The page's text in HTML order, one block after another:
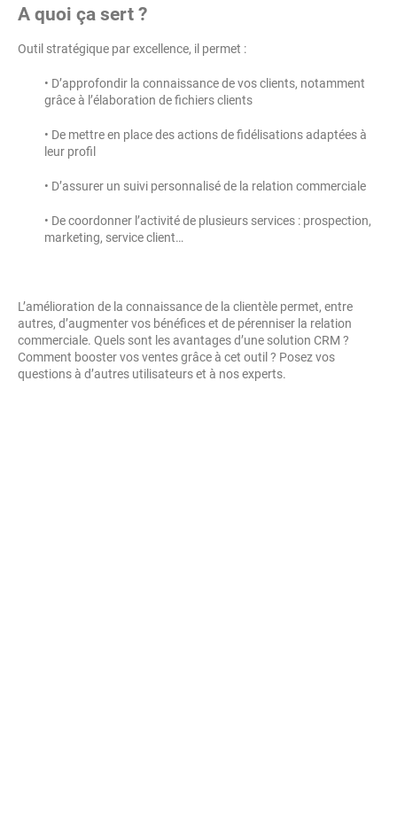
A quoi ça sert ?
Outil stratégique par excellence, il permet :
• D’approfondir la connaissance de vos clients, notamment
grâce à l’élaboration de fichiers clients
• De mettre en place des actions de fidélisations adaptées à
leur profil
• D’assurer un suivi personnalisé de la relation commerciale
• De coordonner l’activité de plusieurs services : prospection,
marketing, service client…
L’amélioration de la connaissance de la clientèle permet, entre
autres, d’augmenter vos bénéfices et de pérenniser la relation
commerciale. Quels sont les avantages d’une solution CRM ?
Comment booster vos ventes grâce à cet outil ? Posez vos
questions à d’autres utilisateurs et à nos experts.